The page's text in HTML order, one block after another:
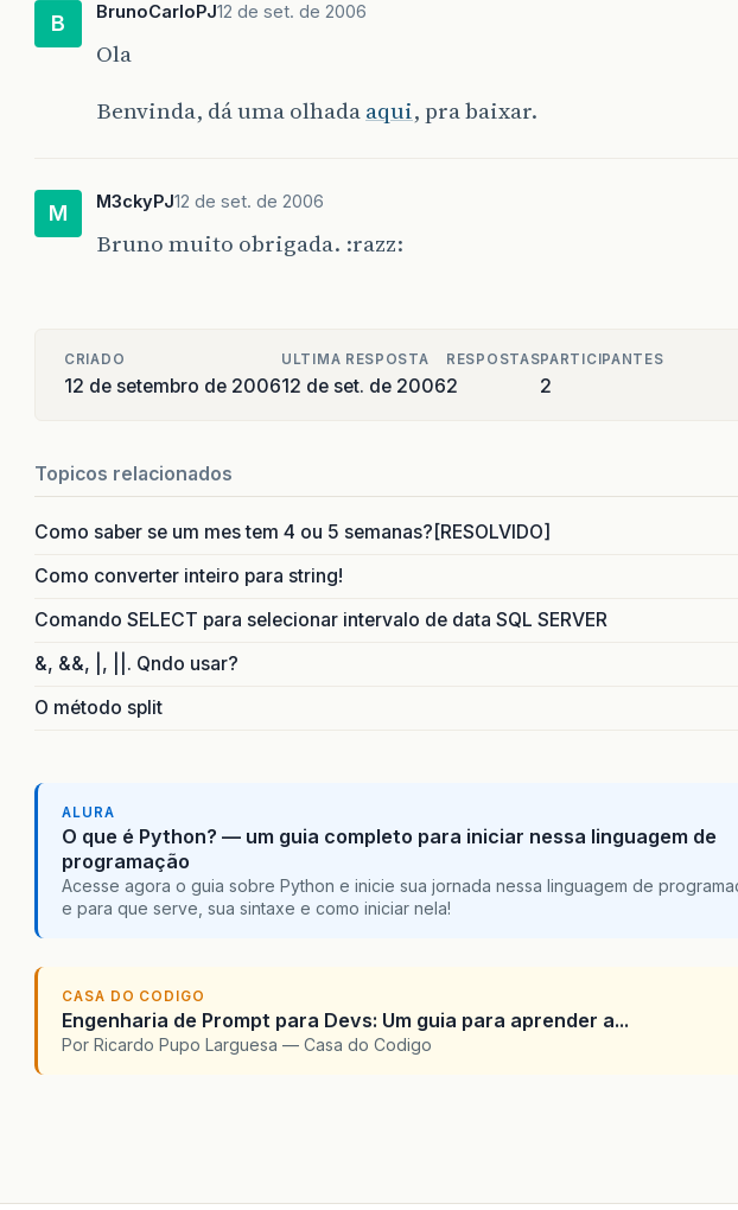
B BrunoCarloPJ12 de set. de 2006
Ola
Benvinda, dá uma olhadaaqui, pra baixar.
M M3ckyPJ12 de set. de 2006
Bruno muito obrigada. :razz:
CRIADO
12 de setembro de 2006
ULTIMA RESPOSTA
12 de set. de 2006
RESPOSTAS
2
PARTICIPANTES
2
Topicos relacionados
Como saber se um mes tem 4 ou 5 semanas?[RESOLVIDO]
Como converter inteiro para string!
Comando SELECT para selecionar intervalo de data SQL SERVER
&, &&, |, ||. Qndo usar?
O método split
ALURA
O que é Python? — um guia completo para iniciar nessa linguagem de
programação
Acesse agora o guia sobre Python e inicie sua jornada nessa linguagem de
e para que serve, sua sintaxe e como iniciar nela!
CASA DO CODIGO
Engenharia de Prompt para Devs: Um guia para aprender a...
Por Ricardo Pupo Larguesa — Casa do Codigo